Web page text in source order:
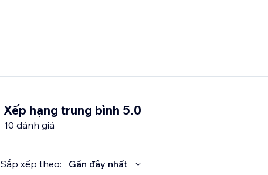
Xếp hạng trung bình 5.0
10 đánh giá
Sắp xếp theo: Gần đây nhất